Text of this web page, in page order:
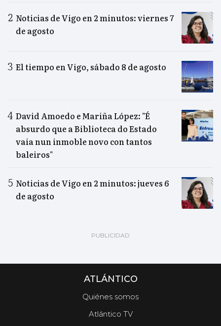
Noticias de Vigo en 2 minutos: viernes 7
de agosto
El tiempo en Vigo, sábado 8 de agosto
David Amoedo e Mariña López: "É
absurdo que a Biblioteca do Estado
vaia nun inmoble novo con tantos
baleiros"
Noticias de Vigo en 2 minutos: jueves 6
de agosto
ATLÁNTICO
Quiénes somos
Atlántico TV